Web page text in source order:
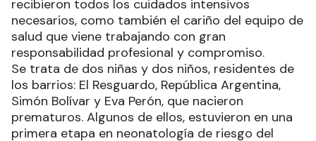
recibieron todos los cuidados intensivos
necesarios, como también el cariño del equipo de
salud que viene trabajando con gran
responsabilidad profesional y compromiso.
Se trata de dos niñas y dos niños, residentes de
los barrios: El Resguardo, República Argentina,
Simón Bolívar y Eva Perón, que nacieron
prematuros. Algunos de ellos, estuvieron en una
primera etapa en neonatología de riesgo del